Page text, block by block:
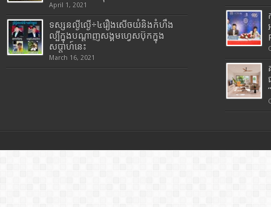
April 1, 2021
ទស្សនល្ងីល្ងើ÷៤រឿងសើចយំនិងកំហឹង
ល្បីក្នុងបណ្តាញសង្គមហ្វេសប៊ុកក្នុង
សប្តាហ៍នេះ
March 16, 2021